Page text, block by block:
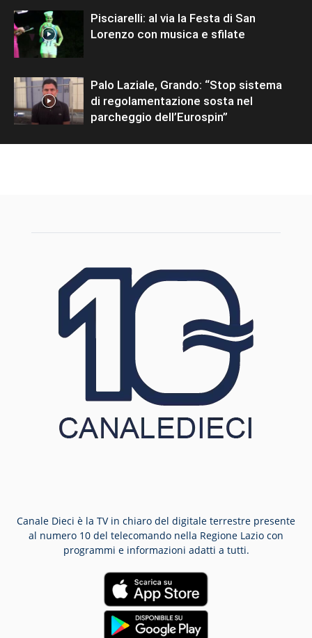
Pisciarelli: al via la Festa di San
Lorenzo con musica e sfilate
Palo Laziale, Grando: “Stop sistema
di regolamentazione sosta nel
parcheggio dell’Eurospin”
Canale Dieci è la TV in chiaro del digitale terrestre presente
al numero 10 del telecomando nella Regione Lazio con
programmi e informazioni adatti a tutti.